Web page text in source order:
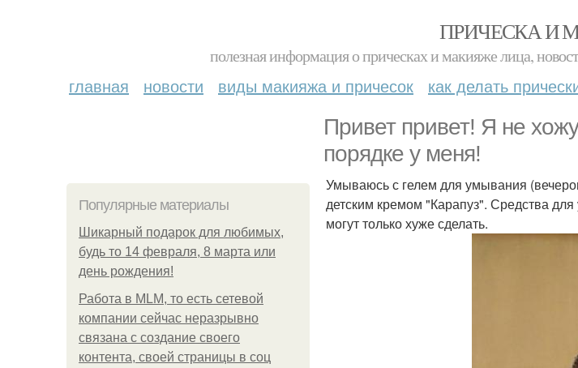
ПРИЧЕСКА И
полезная информация о прическах и макияже лица,
главная новости виды макияжа и причесок как делать
Привет привет! Я не
порядке у меня!
Популярные материалы
Шикарный подарок для любимых,
будь то 14 февраля, 8 марта или
день рождения!
Работа в MLM, то есть сетевой
компании сейчас неразрывно
связана с создание своего
контента, своей страницы в соц
Умываюсь с гелем для умывания
детским кремом "Карапуз". Средства
могут только хуже сделать.